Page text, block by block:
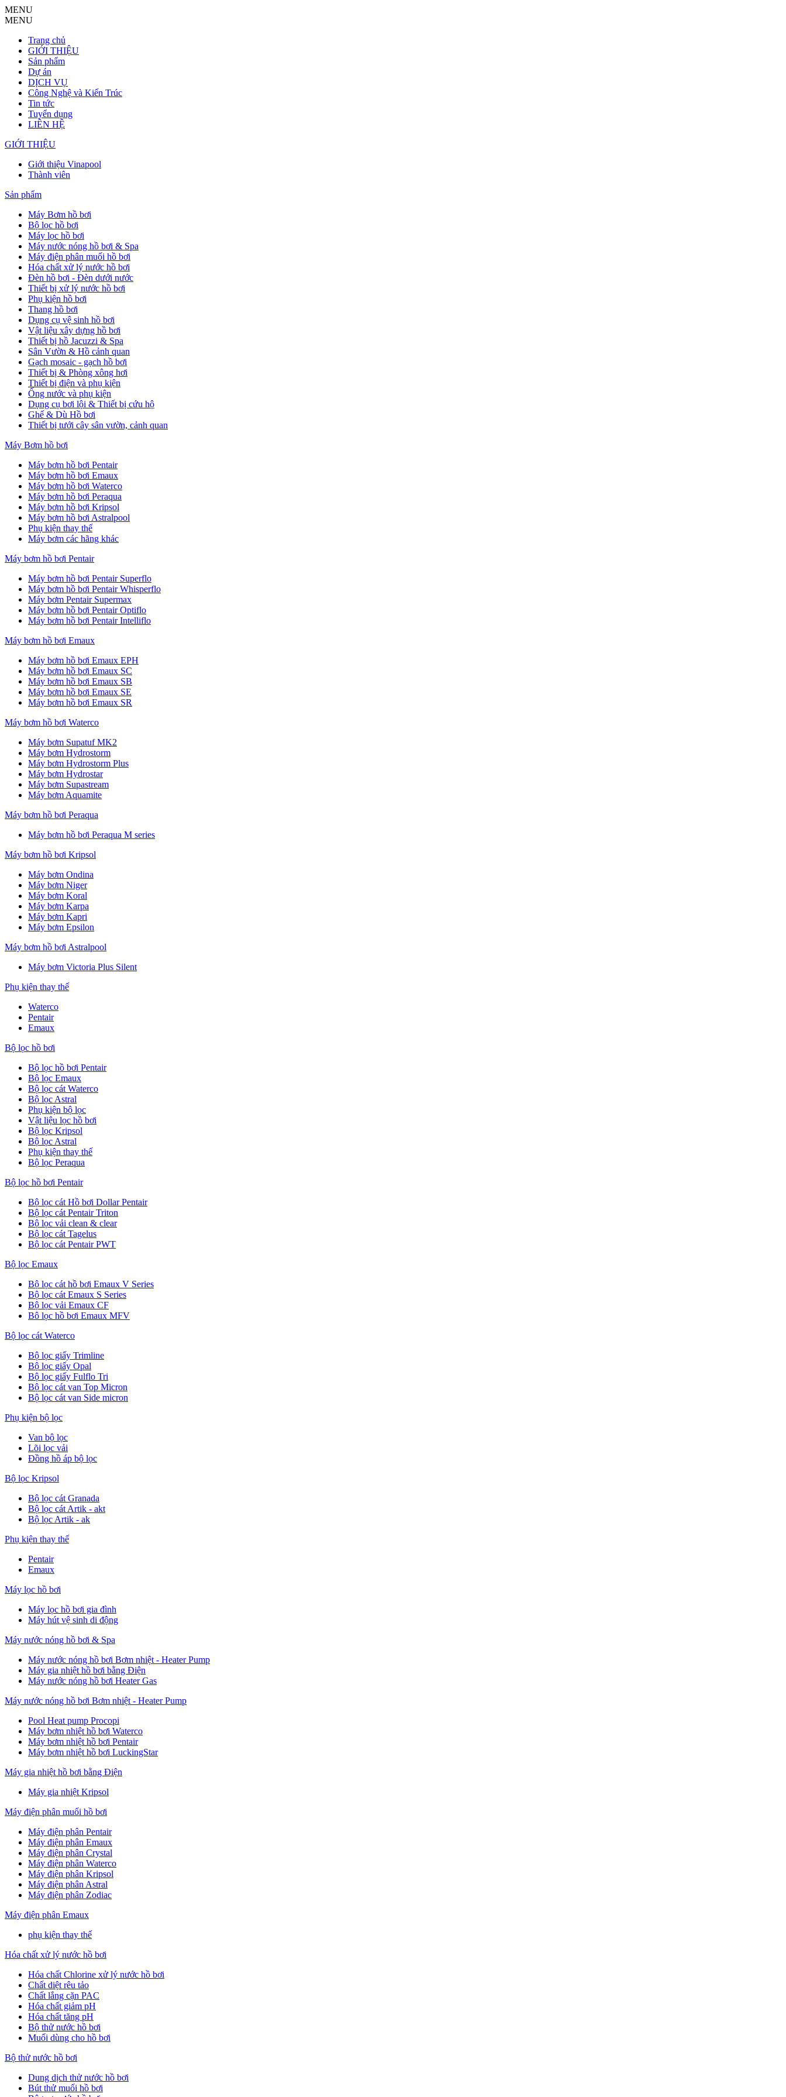
MENU
MENU
Trang chủ
GIỚI THIỆU
Sản phẩm
Dự án
DỊCH VỤ
Công Nghệ và Kiến Trúc
Tin tức
Tuyển dụng
LIÊN HỆ
GIỚI THIỆU
Giới thiệu Vinapool
Thành viên
Sản phẩm
Máy Bơm hồ bơi
Bộ lọc hồ bơi
Máy lọc hồ bơi
Máy nước nóng hồ bơi & Spa
Máy điện phân muối hồ bơi
Hóa chất xử lý nước hồ bơi
Đèn hồ bơi - Đèn dưới nước
Thiết bị xử lý nước hồ bơi
Phụ kiện hồ bơi
Thang hồ bơi
Dụng cụ vệ sinh hồ bơi
Vật liệu xây dựng hồ bơi
Thiết bị hồ Jacuzzi & Spa
Sân Vườn & Hồ cảnh quan
Gạch mosaic - gạch hồ bơi
Thiết bị & Phòng xông hơi
Thiết bị điện và phụ kiện
Ống nước và phụ kiện
Dụng cụ bơi lội & Thiết bị cứu hộ
Ghế & Dù Hồ bơi
Thiết bị tưới cây sân vườn, cảnh quan
Máy Bơm hồ bơi
Máy bơm hồ bơi Pentair
Máy bơm hồ bơi Emaux
Máy bơm hồ bơi Waterco
Máy bơm hồ bơi Peraqua
Máy bơm hồ bơi Kripsol
Máy bơm hồ bơi Astralpool
Phụ kiện thay thế
Máy bơm các hãng khác
Máy bơm hồ bơi Pentair
Máy bơm hồ bơi Pentair Superflo
Máy bơm hồ bơi Pentair Whisperflo
Máy bơm Pentair Supermax
Máy bơm hồ bơi Pentair Optiflo
Máy bơm hồ bơi Pentair Intelliflo
Máy bơm hồ bơi Emaux
Máy bơm hồ bơi Emaux EPH
Máy bơm hồ bơi Emaux SC
Máy bơm hồ bơi Emaux SB
Máy bơm hồ bơi Emaux SE
Máy bơm hồ bơi Emaux SR
Máy bơm hồ bơi Waterco
Máy bơm Supatuf MK2
Máy bơm Hydrostorm
Máy bơm Hydrostorm Plus
Máy bơm Hydrostar
Máy bơm Supastream
Máy bơm Aquamite
Máy bơm hồ bơi Peraqua
Máy bơm hồ bơi Peraqua M series
Máy bơm hồ bơi Kripsol
Máy bơm Ondina
Máy bơm Niger
Máy bơm Koral
Máy bơm Karpa
Máy bơm Kapri
Máy bơm Epsilon
Máy bơm hồ bơi Astralpool
Máy bơm Victoria Plus Silent
Phụ kiện thay thế
Waterco
Pentair
Emaux
Bộ lọc hồ bơi
Bộ lọc hồ bơi Pentair
Bộ lọc Emaux
Bộ lọc cát Waterco
Bộ lọc Astral
Phụ kiện bộ lọc
Vật liệu lọc hồ bơi
Bộ lọc Kripsol
Bộ lọc Astral
Phụ kiện thay thế
Bộ lọc Peraqua
Bộ lọc hồ bơi Pentair
Bộ lọc cát Hồ bơi Dollar Pentair
Bộ lọc cát Pentair Triton
Bộ lọc vải clean & clear
Bộ lọc cát Tagelus
Bộ lọc cát Pentair PWT
Bộ lọc Emaux
Bộ lọc cát hồ bơi Emaux V Series
Bộ lọc cát Emaux S Series
Bộ lọc vải Emaux CF
Bô lọc hồ bơi Emaux MFV
Bộ lọc cát Waterco
Bộ lọc giấy Trimline
Bộ lọc giấy Opal
Bộ lọc giấy Fulflo Tri
Bộ lọc cát van Top Micron
Bộ lọc cát van Side micron
Phụ kiện bộ lọc
Van bộ lọc
Lõi lọc vải
Đồng hồ áp bộ lọc
Bộ lọc Kripsol
Bộ lọc cát Granada
Bộ lọc cát Artik - akt
Bộ lọc Artik - ak
Phụ kiện thay thế
Pentair
Emaux
Máy lọc hồ bơi
Máy lọc hồ bơi gia đình
Máy hút vệ sinh di động
Máy nước nóng hồ bơi & Spa
Máy nước nóng hồ bơi Bơm nhiệt - Heater Pump
Máy gia nhiệt hồ bơi bằng Điện
Máy nước nóng hồ bơi Heater Gas
Máy nước nóng hồ bơi Bơm nhiệt - Heater Pump
Pool Heat pump Procopi
Máy bơm nhiệt hồ bơi Waterco
Máy bơm nhiệt hồ bơi Pentair
Máy bơm nhiệt hồ bơi LuckingStar
Máy gia nhiệt hồ bơi bằng Điện
Máy gia nhiệt Kripsol
Máy điện phân muối hồ bơi
Máy điện phân Pentair
Máy điện phân Emaux
Máy điện phân Crystal
Máy điện phân Waterco
Máy điện phân Kripsol
Máy điện phân Astral
Máy điện phân Zodiac
Máy điện phân Emaux
phụ kiện thay thế
Hóa chất xử lý nước hồ bơi
Hóa chất Chlorine xử lý nước hồ bơi
Chất diệt rêu tảo
Chất lắng cặn PAC
Hóa chất giảm pH
Hóa chất tăng pH
Bộ thử nước hồ bơi
Muối dùng cho hồ bơi
Bộ thử nước hồ bơi
Dung dịch thử nước hồ bơi
Bút thử muối hồ bơi